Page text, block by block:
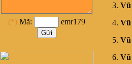
Quảng Yên- Quảng Ninh.
Cháu đang sinh sống ở
HCM, cháu muốn liên lạc
với cộng đồng Họ vũ tại
HCM để kết nối và hỗ trợ
phát triển dòng họ Vũ ạ
(*) Mã: emr179
3.
4. Vũ
5. Vũ
6.